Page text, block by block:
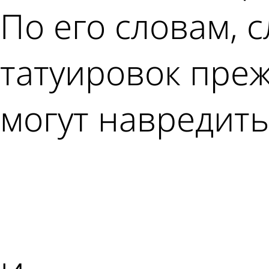
По его словам,
татуировок
могут